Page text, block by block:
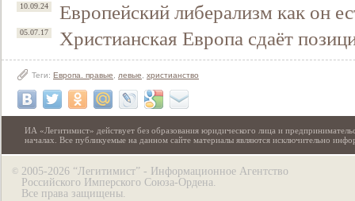
10.09.24 Европейский либерализм как он
05.07.17 Христианская Европа сдаёт
Теги: Европа. правые левые христианство
ИА «Легитимист» действует без образования юридического лица и
началах. Все публикуемые на данном сайте материалы являются исключительно
© 2005-2026 “Легитимист” - Информационное Агентство
Российского Имперского Союза-Ордена.
Все права защищены.